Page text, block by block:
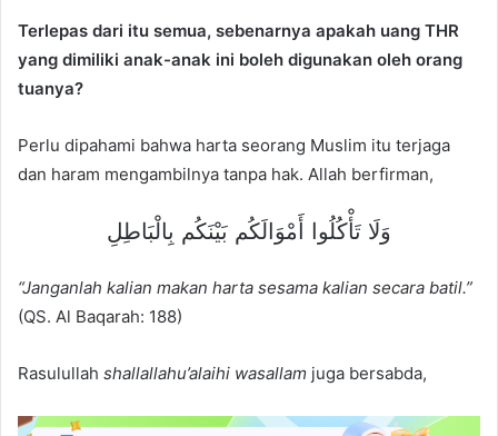
Terlepas dari itu semua, sebenarnya apakah uang THR
yang dimiliki anak-anak ini boleh digunakan oleh orang
tuanya?
Perlu dipahami bahwa harta seorang Muslim itu terjaga
dan haram mengambilnya tanpa hak. Allah berfirman,
وَلَا تَأْكُلُوا أَمْوَالَكُم بَيْنَكُم بِالْبَاطِلِ
“Janganlah kalian makan harta sesama kalian secara batil.”
(QS. Al Baqarah: 188)
Rasulullah shallallahu’alaihi wasallam juga bersabda,